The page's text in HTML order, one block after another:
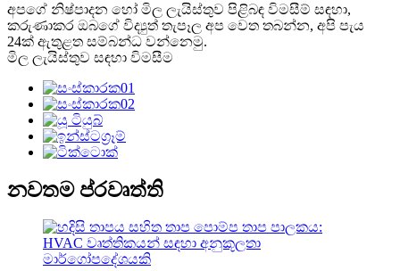
අපගේ නිෂ්පාදන හෝ මිල ලැයිස්තුව පිළිබඳ විමසීම් සඳහා,
කරුණාකර ඔබගේ විද්‍යුත් තැපෑල අප වෙත තබන්න, අපි පැය
24ක් ඇතුළත සම්බන්ධ වන්නෙමු.
මිල ලැයිස්තුව සඳහා විමසීම
නවතම ප්රවෘත්ති